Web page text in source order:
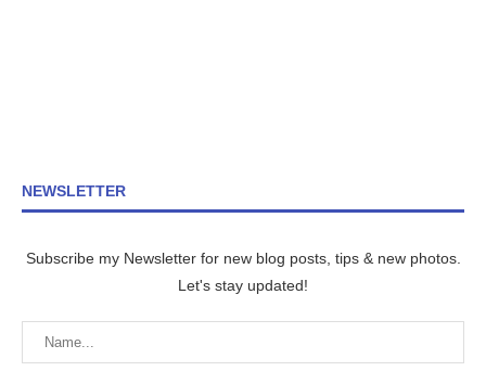
NEWSLETTER
Subscribe my Newsletter for new blog posts, tips & new photos.
Let's stay updated!